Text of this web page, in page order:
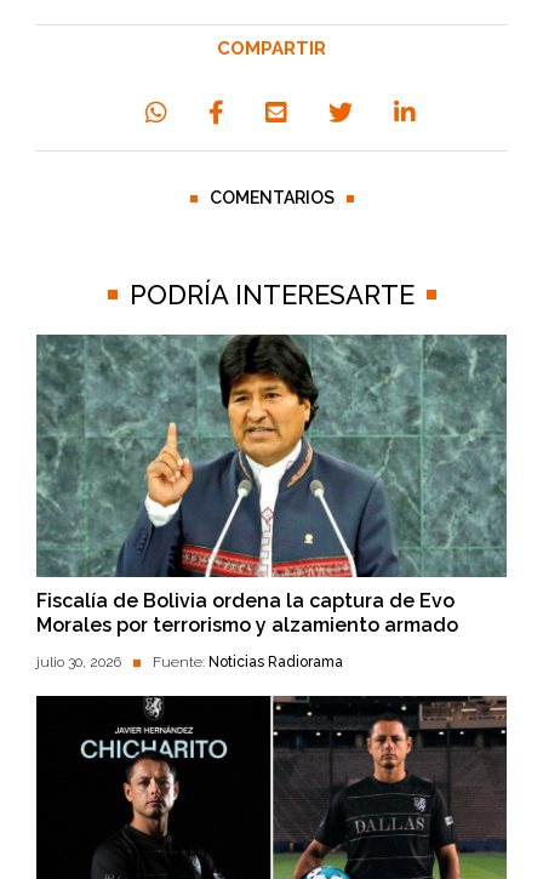
COMPARTIR
COMENTARIOS
PODRÍA INTERESARTE
Fiscalía de Bolivia ordena la captura de Evo
Morales por terrorismo y alzamiento armado
julio 30, 2026 Fuente: Noticias Radiorama